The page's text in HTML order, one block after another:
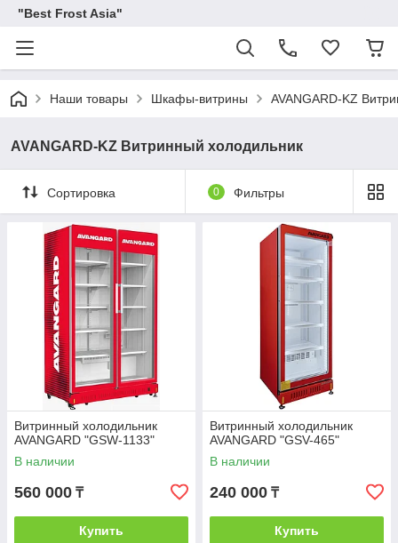
"Best Frost Asia"
Наши товары Шкафы-витрины AVANGARD-KZ
AVANGARD-KZ Витринный холодильник
Сортировка 0 Фильтры
Витринный холодильник
AVANGARD "GSW-1133"
В наличии
560 000 ₸
Купить
Витринный холодильник
AVANGARD "GSV-465"
В наличии
240 000 ₸
Купить